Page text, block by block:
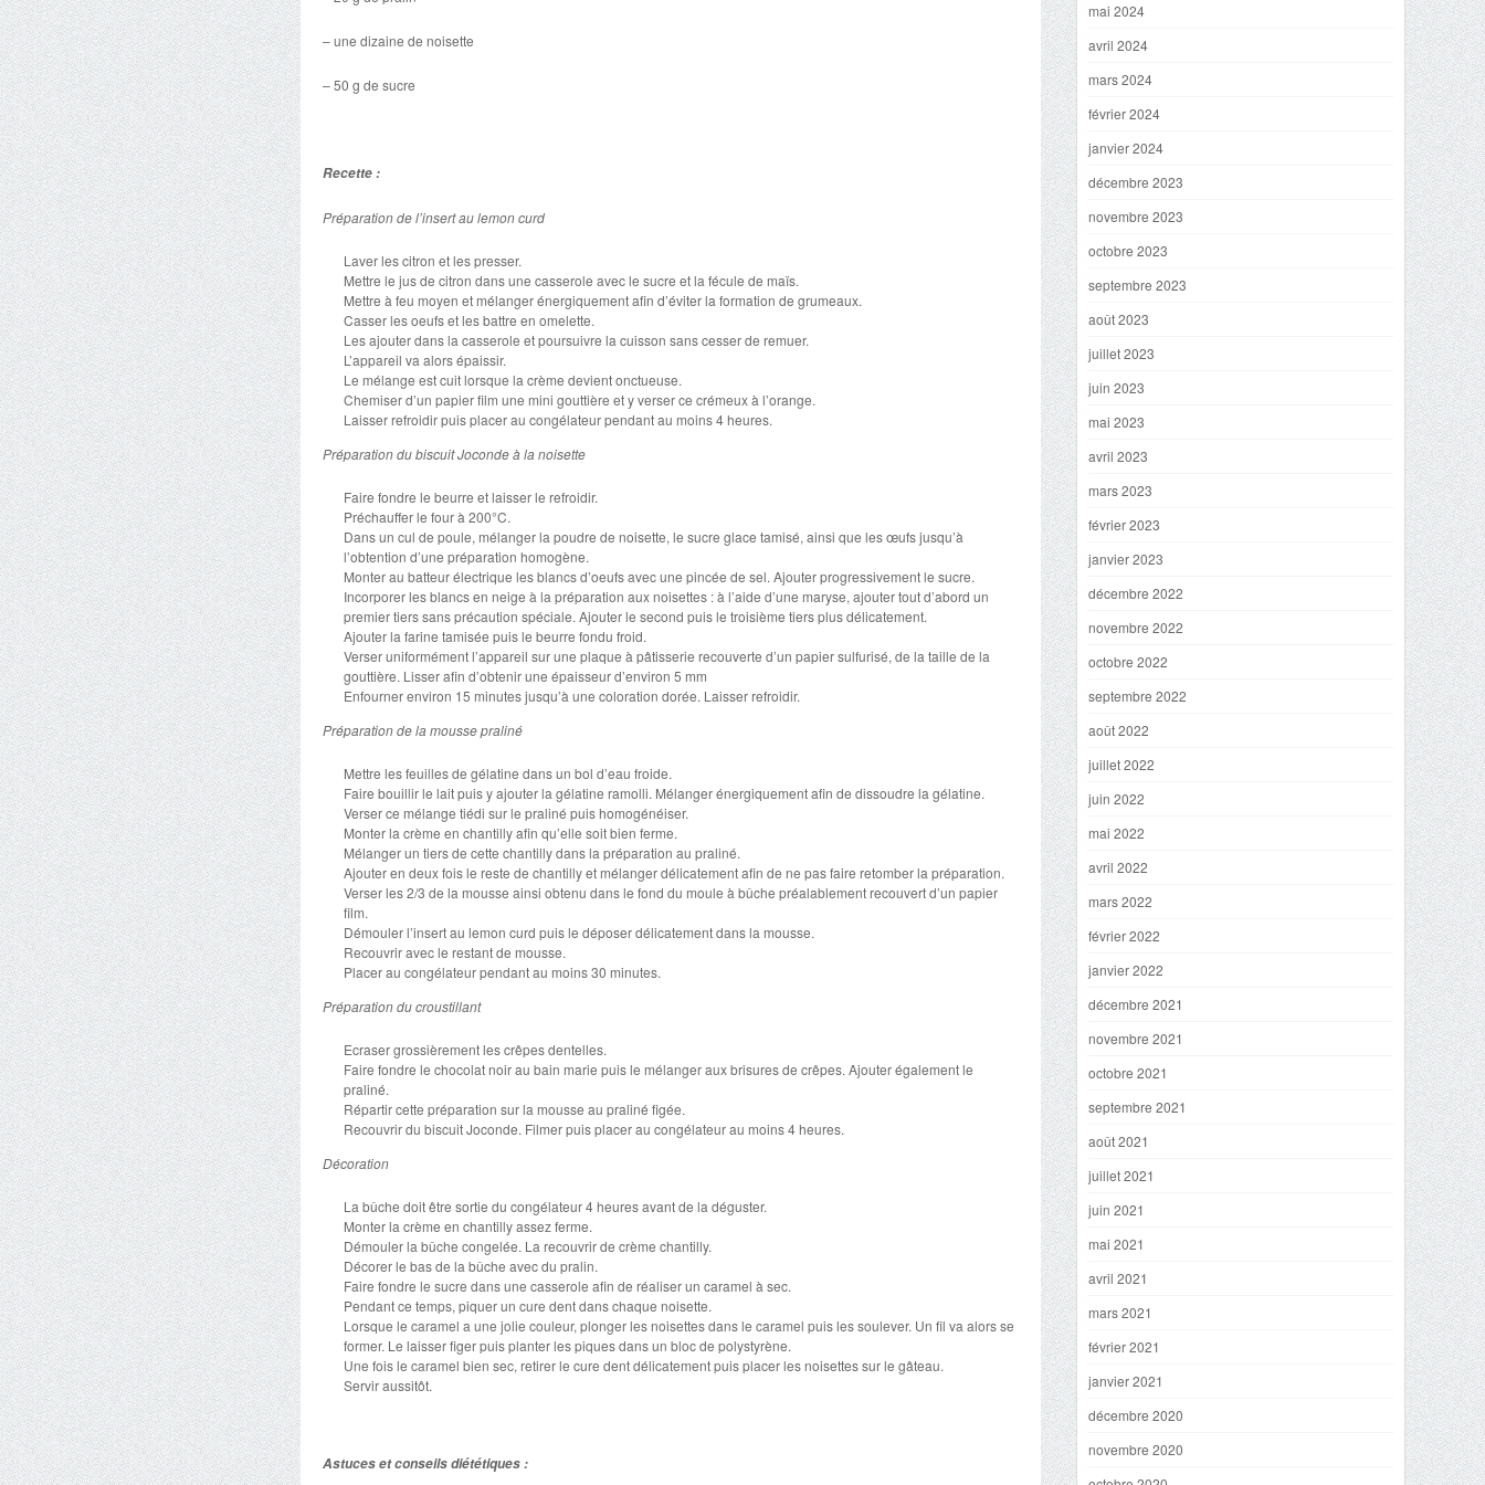
– une dizaine de noisette
– 50 g de sucre
Recette :
Préparation de l’insert au lemon curd
Laver les citron et les presser.
Mettre le jus de citron dans une casserole avec le sucre et la fécule de maïs.
Mettre à feu moyen et mélanger énergiquement afin d’éviter la formation de grumeaux.
Casser les oeufs et les battre en omelette.
Les ajouter dans la casserole et poursuivre la cuisson sans cesser de remuer.
L’appareil va alors épaissir.
Le mélange est cuit lorsque la crème devient onctueuse.
Chemiser d’un papier film une mini gouttière et y verser ce crémeux à l’orange.
Laisser refroidir puis placer au congélateur pendant au moins 4 heures.
Préparation du biscuit Joconde à la noisette
Faire fondre le beurre et laisser le refroidir.
Préchauffer le four à 200°C.
Dans un cul de poule, mélanger la poudre de noisette, le sucre glace tamisé, ainsi que les œufs jusqu’à
l’obtention d’une préparation homogène.
Monter au batteur électrique les blancs d’oeufs avec une pincée de sel. Ajouter progressivement le sucre.
Incorporer les blancs en neige à la préparation aux noisettes : à l’aide d’une maryse, ajouter tout d’abord un
premier tiers sans précaution spéciale. Ajouter le second puis le troisième tiers plus délicatement.
Ajouter la farine tamisée puis le beurre fondu froid.
Verser uniformément l’appareil sur une plaque à pâtisserie recouverte d’un papier sulfurisé, de la taille de la
gouttière. Lisser afin d’obtenir une épaisseur d’environ 5 mm
Enfourner environ 15 minutes jusqu’à une coloration dorée. Laisser refroidir.
Préparation de la mousse praliné
Mettre les feuilles de gélatine dans un bol d’eau froide.
Faire bouillir le lait puis y ajouter la gélatine ramolli. Mélanger énergiquement afin de dissoudre la gélatine.
Verser ce mélange tiédi sur le praliné puis homogénéiser.
Monter la crème en chantilly afin qu’elle soit bien ferme.
Mélanger un tiers de cette chantilly dans la préparation au praliné.
Ajouter en deux fois le reste de chantilly et mélanger délicatement afin de ne pas faire retomber la préparation.
Verser les 2/3 de la mousse ainsi obtenu dans le fond du moule à bûche préalablement recouvert d’un papier
film.
Démouler l’insert au lemon curd puis le déposer délicatement dans la mousse.
Recouvrir avec le restant de mousse.
Placer au congélateur pendant au moins 30 minutes.
Préparation du croustillant
Ecraser grossièrement les crêpes dentelles.
Faire fondre le chocolat noir au bain marie puis le mélanger aux brisures de crêpes. Ajouter également le
praliné.
Répartir cette préparation sur la mousse au praliné figée.
Recouvrir du biscuit Joconde. Filmer puis placer au congélateur au moins 4 heures.
Décoration
La bûche doit être sortie du congélateur 4 heures avant de la déguster.
Monter la crème en chantilly assez ferme.
Démouler la bûche congelée. La recouvrir de crème chantilly.
Décorer le bas de la bûche avec du pralin.
Faire fondre le sucre dans une casserole afin de réaliser un caramel à sec.
Pendant ce temps, piquer un cure dent dans chaque noisette.
Lorsque le caramel a une jolie couleur, plonger les noisettes dans le caramel puis les soulever. Un fil va alors se
former. Le laisser figer puis planter les piques dans un bloc de polystyrène.
Une fois le caramel bien sec, retirer le cure dent délicatement puis placer les noisettes sur le gâteau.
Servir aussitôt.
Astuces et conseils diététiques :
mai 2024
avril 2024
mars 2024
février 2024
janvier 2024
décembre 2023
novembre 2023
octobre 2023
septembre 2023
août 2023
juillet 2023
juin 2023
mai 2023
avril 2023
mars 2023
février 2023
janvier 2023
décembre 2022
novembre 2022
octobre 2022
septembre 2022
août 2022
juillet 2022
juin 2022
mai 2022
avril 2022
mars 2022
février 2022
janvier 2022
décembre 2021
novembre 2021
octobre 2021
septembre 2021
août 2021
juillet 2021
juin 2021
mai 2021
avril 2021
mars 2021
février 2021
janvier 2021
décembre 2020
novembre 2020